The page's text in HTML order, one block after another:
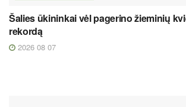
Šalies ūkininkai vėl pagerino žieminių
rekordą
2026 08 07